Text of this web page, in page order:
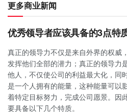
更多商业新闻
优秀领导者应该具备的3点特
真正的领导力不仅是来自外界的权威
发挥他们全部的潜力；真正的领导力
他人，不仅使公司的利益最大化，同
是一个人拥有的能量，这种能量可以
着特定目标努力，完成公司愿景。因
要具备以下几个特质。